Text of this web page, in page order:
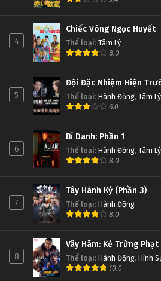
4
Chiếc Vòng Ngọc Huyết
Thể loại: Tâm Lý
8.0
5
Đội Đặc Nhiệm Hiện
Thể loại: Hành Động, Tâm Lý
6.0
6
Bí Danh: Phần 1
Thể loại: Hành Động, Tâm Lý
8.0
7
Tây Hành Kỷ (Phần 3)
Thể loại: Hành Động
8.0
8
Vây Hãm: Kẻ Trừng Phạt
Thể loại: Hành Động, Hình
10.0